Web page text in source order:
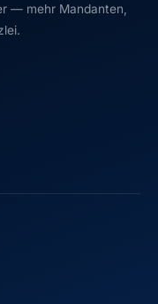
— mehr Mandanten,